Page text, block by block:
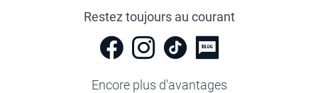
Restez toujours au courant
Encore plus d'avantages